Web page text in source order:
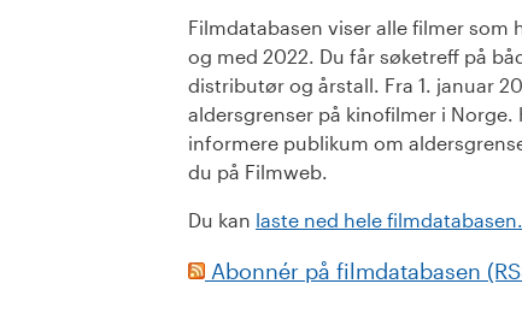
Filmdatabasen viser alle filmer som
og med 2022. Du får søketreff på
distributør og årstall. Fra 1. januar
aldersgrenser på kinofilmer i
informere publikum om
du på Filmweb.
Du kan laste ned hele filmdatabasen.
Abonnér på filmdatabasen